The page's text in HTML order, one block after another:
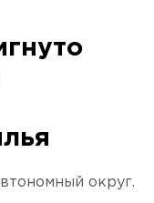
округ.